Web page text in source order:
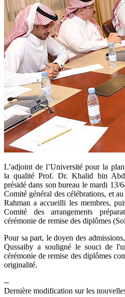
​L’adjoint de l’Université pour la
la qualité Prof. Dr. Khalid bin
présidé dans son bureau le mardi
Comité général des célébrations, et
Rahman a accueilli les membres,
Comité des arrangements
cérémonie de remise des diplômes
Pour sa part, le doyen des
Qussaiby a souligné le souci de
cérémonie de remise des diplômes
originalité.
--
Dernière modification sur les